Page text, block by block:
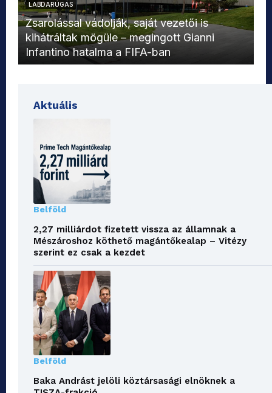
LABDARÚGÁS
Zsarolással vádolják, saját vezetői is
kihátráltak mögüle – megingott Gianni
Infantino hatalma a FIFA-ban
Aktuális
Belföld
2,27 milliárdot fizetett vissza az államnak a
Mészároshoz köthető magántőkealap – Vitézy
szerint ez csak a kezdet
Belföld
Baka Andrást jelöli köztársasági elnöknek a